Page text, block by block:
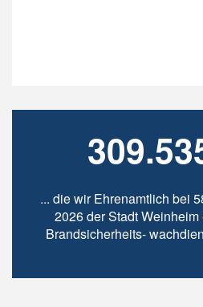
... die wir Ehrenamtlich bei
2026 der Stadt
Brandsicherheits-